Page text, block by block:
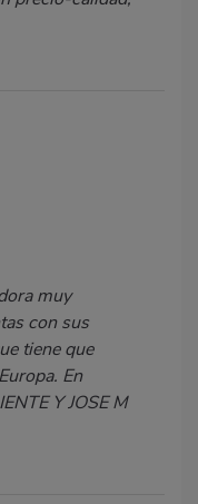
muy
con sus
tiene que
En
Y JOSE M